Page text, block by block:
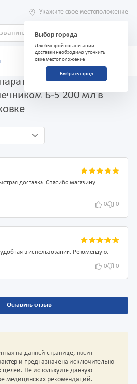
Укажите свое местоположение
Выбор города
Для быстрой организации
доставки необходимо уточнить
свое местоположение
Выбрать город
Спринцовка ПВХ с
Б-5 200 мл в
доставка. Спасибо магазину
0 0
в использовании. Рекомендую.
0 0
Оставить отзыв
на данной странице, носит
и предназначена исключительно
целей. Не используйте данную
медицинских рекомендаций.